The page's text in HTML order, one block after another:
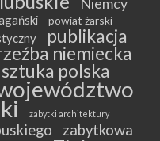
powiat żarski
publikacja
niemiecka
sztuka polska
zabytki architektury
zabytkowa